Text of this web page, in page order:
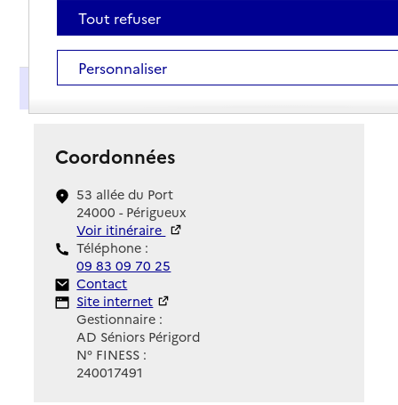
Présentation
Coordonnées
53 allée du Port
24000 - Périgueux
Voir itinéraire
Téléphone :
09 83 09 70 25
Contact
Contact
Site Internet
Site internet
Gestionnaire :
AD Séniors Périgord
N° FINESS :
240017491
Tout refuser
Personnaliser